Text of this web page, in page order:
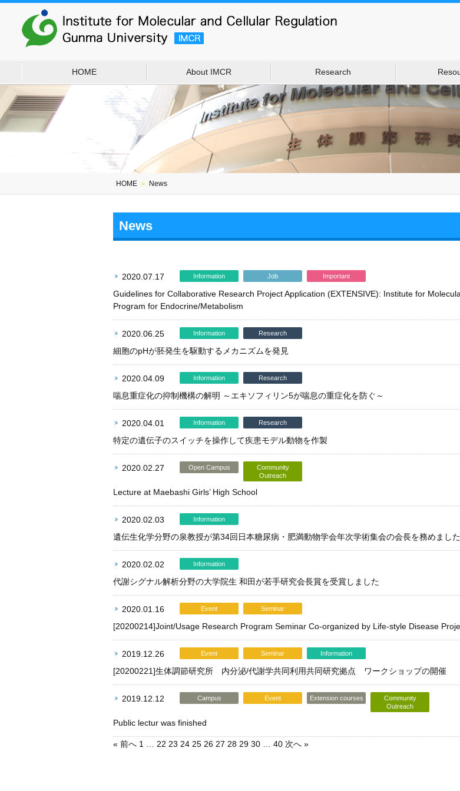
HOME About IMCR Research
HOME ＞ News
News
2020.07.17 Information Job Important
Guidelines for Collaborative Research Project Application (EXTENSIVE): Institute for
Program for Endocrine/Metabolism
2020.06.25 Information Research
細胞のpHが胚発生を駆動するメカニズムを発見
2020.04.09 Information Research
喘息重症化の抑制機構の解明 ～エキソフィリン5が喘息の重症化を防ぐ～
2020.04.01 Information Research
特定の遺伝子のスイッチを操作して疾患モデル動物を作製
2020.02.27 Open Campus
Community
Outreach
Lecture at Maebashi Girls’ High School
2020.02.03 Information
遺伝生化学分野の泉教授が第34回日本糖尿病・肥満動物学会年次学術集会の会長を務めました
2020.02.02 Information
代謝シグナル解析分野の大学院生 和田が若手研究会長賞を受賞しました
2020.01.16 Event Seminar
[20200214]Joint/Usage Research Program Seminar Co-organized by Life-style Disease
2019.12.26 Event Seminar Information
[20200221]生体調節研究所 内分泌/代謝学共同利用共同研究拠点 ワークショップの開催
2019.12.12 Campus Event Extension courses
Community
Outreach
Public lectur was finished
« 前へ 1 22 23 24 25 26 27 28 29 30 40 次へ »